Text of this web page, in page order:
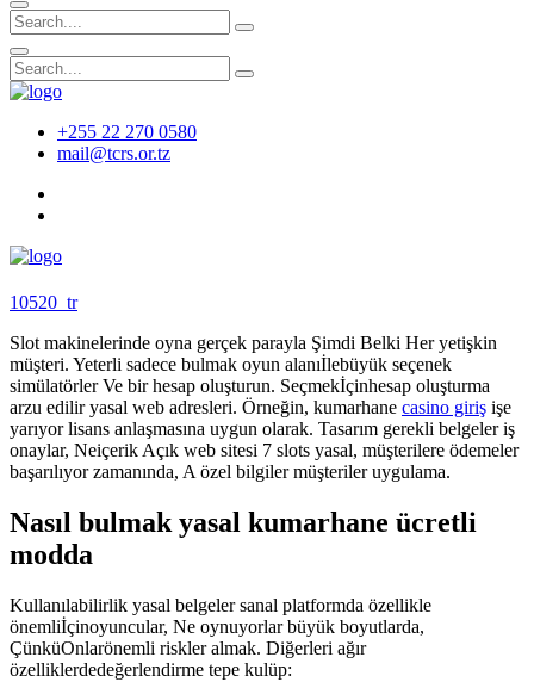
+255 22 270 0580
mail@tcrs.or.tz
10520_tr
Slot makinelerinde oyna gerçek parayla Şimdi Belki Her yetişkin
müşteri. Yeterli sadece bulmak oyun alanıİlebüyük seçenek
simülatörler Ve bir hesap oluşturun. Seçmekİçinhesap oluşturma
arzu edilir yasal web adresleri. Örneğin, kumarhane casino giriş işe
yarıyor lisans anlaşmasına uygun olarak. Tasarım gerekli belgeler iş
onaylar, Neiçerik Açık web sitesi 7 slots yasal, müşterilere ödemeler
başarılıyor zamanında, A özel bilgiler müşteriler uygulama.
Nasıl bulmak yasal kumarhane ücretli
modda
Kullanılabilirlik yasal belgeler sanal platformda özellikle
önemliİçinoyuncular, Ne oynuyorlar büyük boyutlarda,
ÇünküOnlarönemli riskler almak. Diğerleri ağır
özelliklerdedeğerlendirme tepe kulüp: